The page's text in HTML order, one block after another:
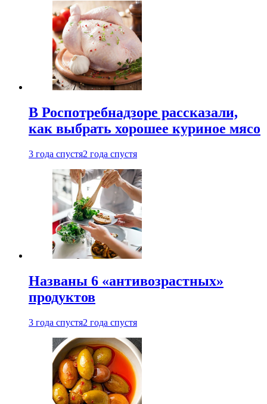
В Роспотребнадзоре рассказали,
как выбрать хорошее куриное мясо
3 года спустя2 года спустя
Названы 6 «антивозрастных»
продуктов
3 года спустя2 года спустя